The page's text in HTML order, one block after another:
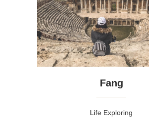
Fang
Life Exploring